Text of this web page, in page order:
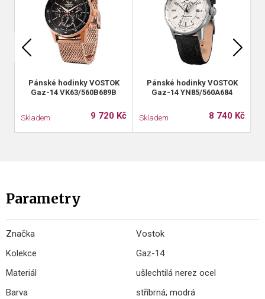
Pánské hodinky VOSTOK
Gaz-14 VK63/560B689B
Skladem 9 720 Kč
Pánské hodinky VOSTOK
Gaz-14 YN85/560A684
Skladem 8 740 Kč
Parametry
Značka
Vostok
Kolekce
Gaz-14
Materiál
ušlechtilá nerez ocel
Barva
stříbrná; modrá